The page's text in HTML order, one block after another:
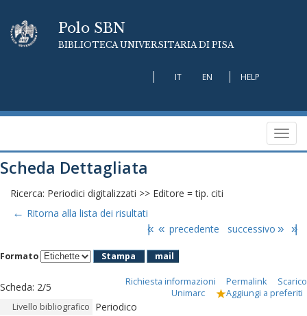
Polo SBN
BIBLIOTECA UNIVERSITARIA DI PISA
IT EN HELP
Scheda Dettagliata
Ricerca: Periodici digitalizzati >> Editore = tip. citi
← Ritorna alla lista dei risultati
|« « precedente successivo » »|
Formato Stampa mail
Scheda: 2/5 Richiesta informazioni Permalink
Scarico
Unimarc
Aggiungi a preferiti
Livello bibliografico Periodico